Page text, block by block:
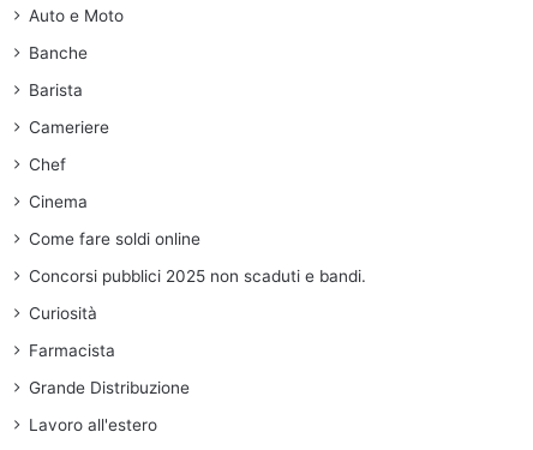
Auto e Moto
Banche
Barista
Cameriere
Chef
Cinema
Come fare soldi online
Concorsi pubblici 2025 non scaduti e bandi.
Curiosità
Farmacista
Grande Distribuzione
Lavoro all'estero